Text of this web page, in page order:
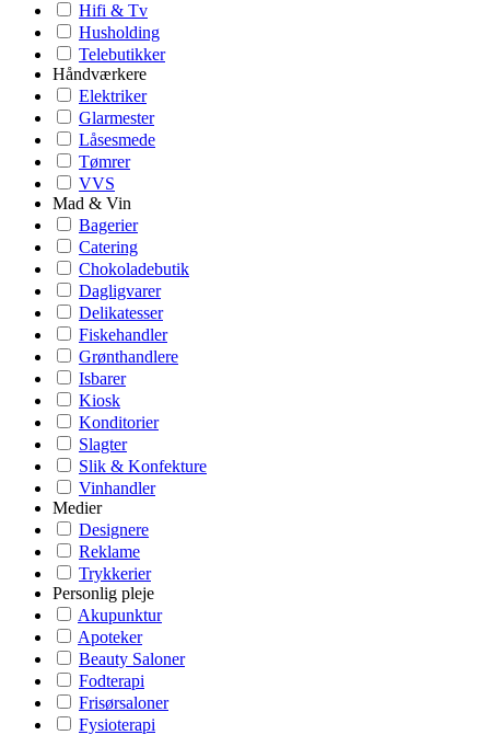
Hifi & Tv
Husholding
Telebutikker
Håndværkere
Elektriker
Glarmester
Låsesmede
Tømrer
VVS
Mad & Vin
Bagerier
Catering
Chokoladebutik
Dagligvarer
Delikatesser
Fiskehandler
Grønthandlere
Isbarer
Kiosk
Konditorier
Slagter
Slik & Konfekture
Vinhandler
Medier
Designere
Reklame
Trykkerier
Personlig pleje
Akupunktur
Apoteker
Beauty Saloner
Fodterapi
Frisørsaloner
Fysioterapi